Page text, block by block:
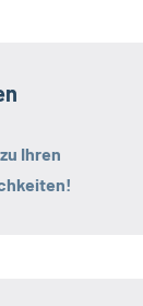
Ihren